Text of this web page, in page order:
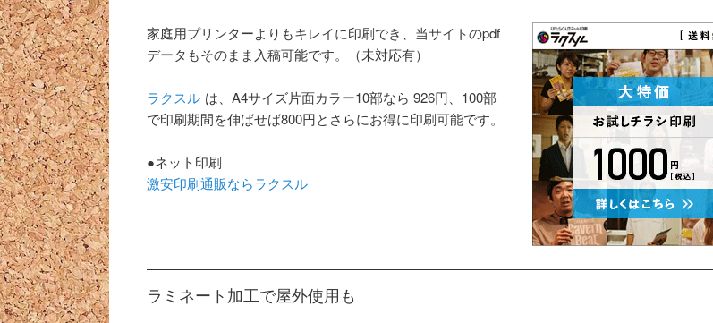
家庭用プリンターよりもキレイに印刷でき、当サイトのpdf
データもそのまま入稿可能です。（未対応有）
ラクスル は、A4サイズ片面カラー10部なら 926円、100部
で印刷期間を伸ばせば800円とさらにお得に印刷可能です。
●ネット印刷
激安印刷通販ならラクスル
ラミネート加工で屋外使用も